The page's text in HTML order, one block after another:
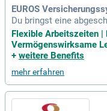
EUROS
Du bringst eine
mann/ Kauffrau für
rweise eine
w/d) oder ein
Flexible Arbeitszeiten
Vermögenswirksame
+ weitere Benefits
mehr erfahren